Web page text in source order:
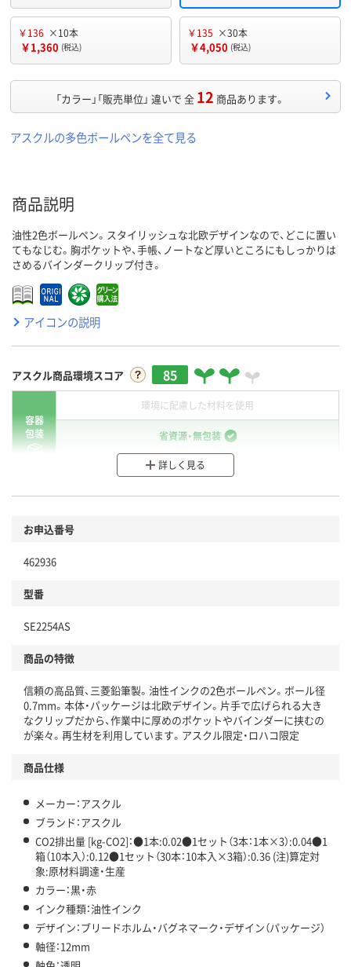
￥136 ×10本
￥1,360 (税込)
￥135 ×30本
￥4,050 (税込)
「カラー」「販売単位」 違いで 全 12 商品あります。
アスクルの多色ボールペンを全て見る
商品説明
油性2色ボールペン。スタイリッシュな北欧デザインなので、どこに置い
てもなじむ。胸ポケットや、手帳、ノートなど厚いところにもしっかりは
さめるバインダークリップ付き。
アイコンの説明
アスクル商品環境スコア 85
容器
包装
環境に配慮した材料を使用
省資源・無包装
分別・リサイクルしやすい設計
商品
本体
仕組
この商品の環境配慮ポイントです。下記商品詳細「
アスクル商品環境スコア詳細／加点項目
」で確認できます。
詳しく見る
お申込番号
462936
型番
SE2254AS
商品の特徴
信頼の高品質、三菱鉛筆製。油性インクの2色ボールペン。ボール径
0.7mm。本体・パッケージは北欧デザイン。片手で広げられる大き
なクリップだから、作業中に厚めのポケットやバインダーに挟むの
が楽々。再生材を利用しています。アスクル限定・ロハコ限定
商品仕様
メーカー：アスクル
ブランド：アスクル
CO2排出量 [kg-CO2]：●1本:0.02●1セット（3本：1本×3）:0.04●1
箱（10本入）:0.12●1セット（30本：10本入×3箱）:0.36 (注)算定対
象:原材料調達・生産
カラー：黒・赤
インク種類：油性インク
デザイン：ブリードホルム・バグネマーク・デザイン（パッケージ）
軸径：12mm